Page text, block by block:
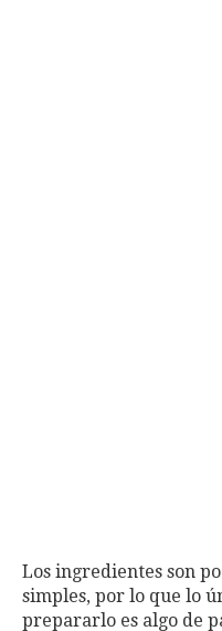
Los ingredientes son
simples, por lo que lo
prepararlo es algo de